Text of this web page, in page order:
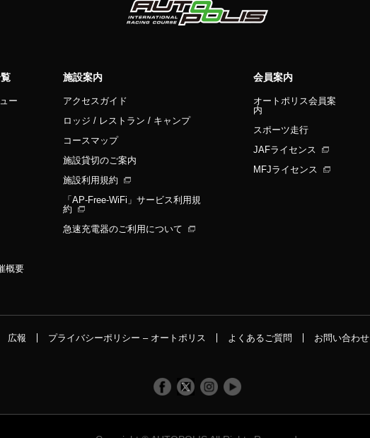
ー
概要
施設案内
アクセスガイド
ロッジ / レストラン / キャンプ
コースマップ
施設貸切のご案内
施設利用規約
「AP-Free-WiFi」サービス利用規
約
急速充電器のご利用について
会員案内
オートポリス会員案
内
スポーツ走行
JAFライセンス
MFJライセンス
広報 プライバシーポリシー – オートポリス よくあるご質問 お問い合わせ